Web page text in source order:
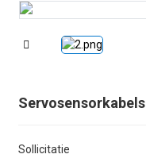
Servosensorkabels
Sollicitatie